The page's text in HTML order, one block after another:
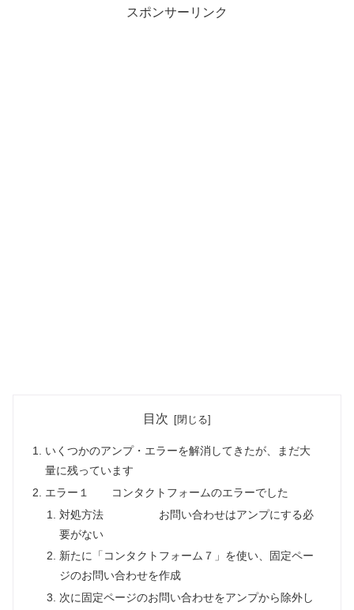
スポンサーリンク
目次
いくつかのアンプ・エラーを解消してきたが、まだ大
量に残っています
エラー１ コンタクトフォームのエラーでした
対処方法 お問い合わせはアンプにする必
要がない
新たに「コンタクトフォーム７」を使い、固定ペー
ジのお問い合わせを作成
次に固定ページのお問い合わせをアンプから除外し